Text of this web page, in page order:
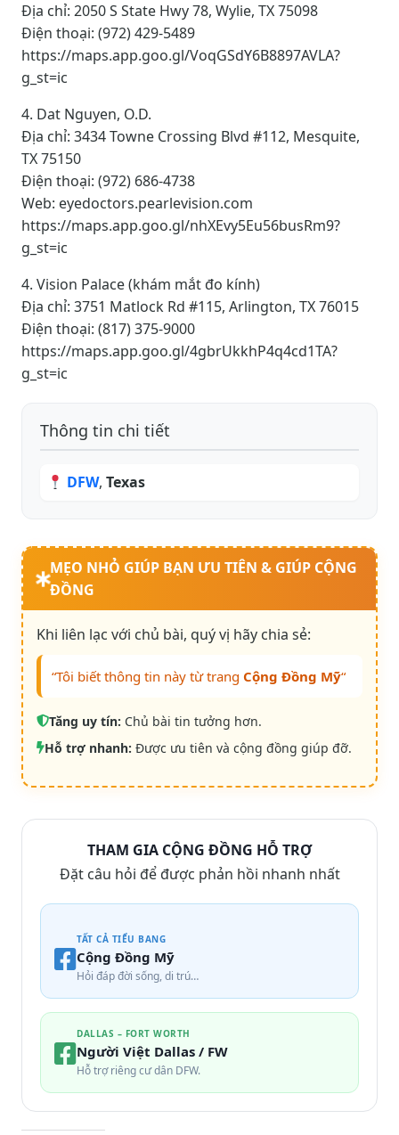
Địa chỉ: 2050 S State Hwy 78, Wylie, TX 75098
Điện thoại: (972) 429-5489
https://maps.app.goo.gl/VoqGSdY6B8897AVLA?
g_st=ic
4. Dat Nguyen, O.D.
Địa chỉ: 3434 Towne Crossing Blvd #112, Mesquite,
TX 75150
Điện thoại: (972) 686-4738
Web: eyedoctors.pearlevision.com
https://maps.app.goo.gl/nhXEvy5Eu56busRm9?
g_st=ic
4. Vision Palace (khám mắt đo kính)
Địa chỉ: 3751 Matlock Rd #115, Arlington, TX 76015
Điện thoại: (817) 375-9000
https://maps.app.goo.gl/4gbrUkkhP4q4cd1TA?
g_st=ic
Thông tin chi tiết
DFW,Texas
MẸO NHỎ GIÚP BẠN ƯU TIÊN & GIÚP CỘNG
ĐỒNG
Khi liên lạc với chủ bài, quý vị hãy chia sẻ:
“Tôi biết thông tin này từ trang Cộng Đồng Mỹ“
Tăng uy tín: Chủ bài tin tưởng hơn.
Hỗ trợ nhanh: Được ưu tiên và cộng đồng giúp đỡ.
THAM GIA CỘNG ĐỒNG HỖ TRỢ
Đặt câu hỏi để được phản hồi nhanh nhất
TẤT CẢ TIỂU BANG
Cộng Đồng Mỹ
Hỏi đáp đời sống, di trú…
DALLAS – FORT WORTH
Người Việt Dallas / FW
Hỗ trợ riêng cư dân DFW.